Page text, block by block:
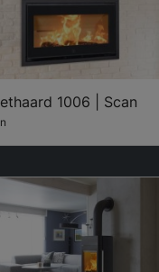
1006 | Scan